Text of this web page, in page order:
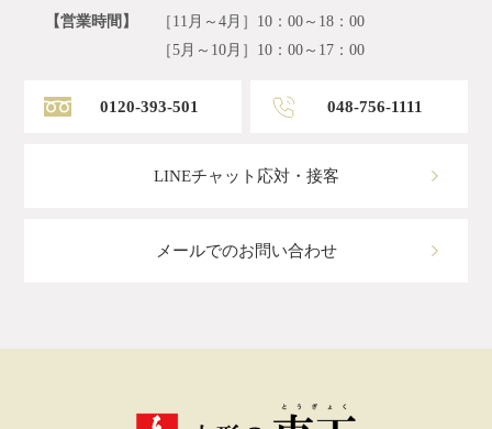
【営業時間】
［11月～4月］10：00～18：00
［5月～10月］10：00～17：00
0120-393-501 048-756-1111
LINEチャット応対・接客
メールでのお問い合わせ